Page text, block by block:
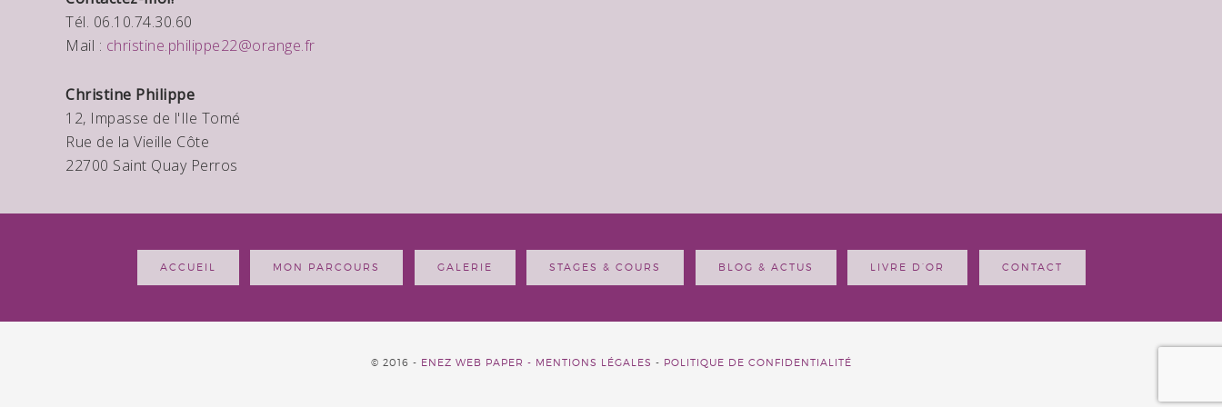
Tél. 06.10.74.30.60
Mail : christine.philippe22@orange.fr
Christine Philippe
12, Impasse de l'Ile Tomé
Rue de la Vieille Côte
22700 Saint Quay Perros
ACCUEIL MON PARCOURS GALERIE STAGES & COURS BLOG & ACTUS LIVRE D’OR CONTACT
© 2016 - ENEZ WEB PAPER - MENTIONS LÉGALES - POLITIQUE DE CONFIDENTIALITÉ